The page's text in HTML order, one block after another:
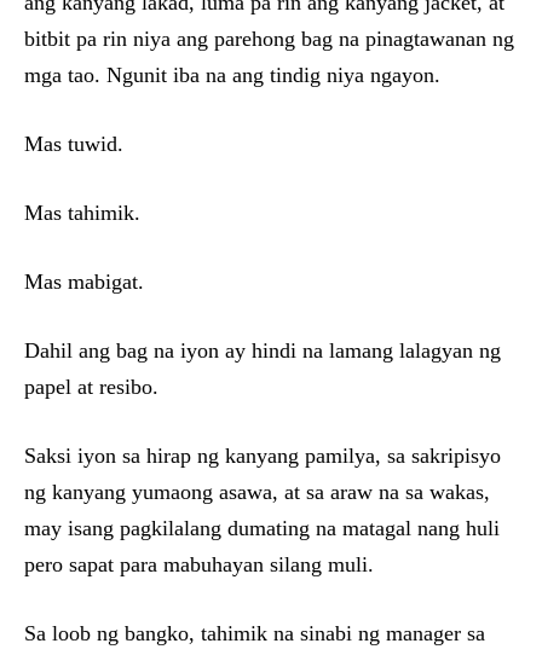
bitbit pa rin niya ang parehong bag na pinagtawanan ng
mga tao. Ngunit iba na ang tindig niya ngayon.
Mas tuwid.
Mas tahimik.
Mas mabigat.
Dahil ang bag na iyon ay hindi na lamang lalagyan ng
papel at resibo.
Saksi iyon sa hirap ng kanyang pamilya, sa sakripisyo
ng kanyang yumaong asawa, at sa araw na sa wakas,
may isang pagkilalang dumating na matagal nang huli
pero sapat para mabuhayan silang muli.
Sa loob ng bangko, tahimik na sinabi ng manager sa